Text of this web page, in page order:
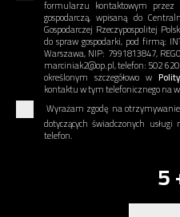
formularzu kontaktowym przez
gospodarczą, wpisaną do
Gospodarczej Rzeczypospolitej
do spraw gospodarki, pod firmą:
Warszawa, NIP: 7991813847,
marciniak2@op.pl, telefon: 502
określonym szczegółowo w
kontaktu w tym telefonicznego na
Wyrażam zgodę na
dotyczących świadczonych
telefon.
5